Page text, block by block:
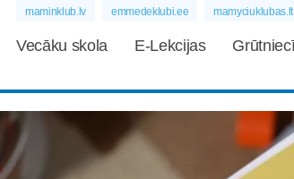
maminklub.lv emmedeklubi.ee mamyciuklubas.lt
Vecāku skola E-Lekcijas